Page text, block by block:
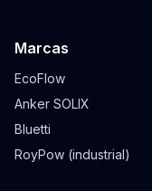
Marcas
EcoFlow
Anker SOLIX
Bluetti
RoyPow (industrial)